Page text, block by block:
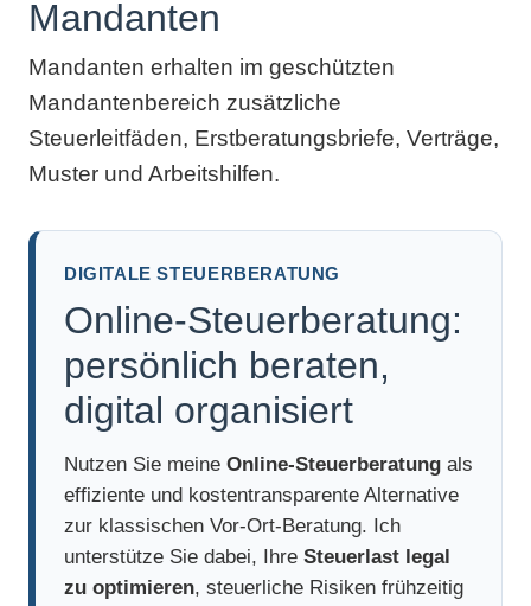
Mandanten
Mandanten erhalten im geschützten
Mandantenbereich zusätzliche
Steuerleitfäden, Erstberatungsbriefe, Verträge,
Muster und Arbeitshilfen.
DIGITALE STEUERBERATUNG
Online-Steuerberatung:
persönlich beraten,
digital organisiert
Nutzen Sie meine Online-Steuerberatung als
effiziente und kostentransparente Alternative
zur klassischen Vor-Ort-Beratung. Ich
unterstütze Sie dabei, Ihre Steuerlast legal
zu optimieren, steuerliche Risiken frühzeitig